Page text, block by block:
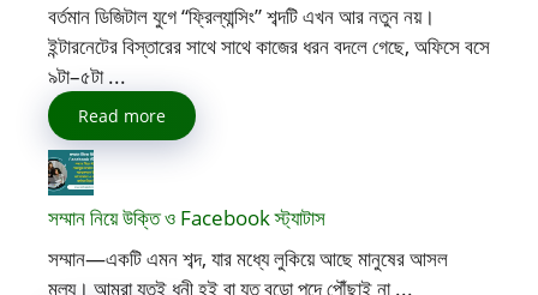
বর্তমান ডিজিটাল যুগে “ফ্রিল্যান্সিং” শব্দটি এখন আর নতুন নয়।
ইন্টারনেটের বিস্তারের সাথে সাথে কাজের ধরন বদলে গেছে, অফিসে বসে
৯টা–৫টা ...
Read more
সম্মান নিয়ে উক্তি ও Facebook স্ট্যাটাস
সম্মান—একটি এমন শব্দ, যার মধ্যে লুকিয়ে আছে মানুষের আসল
মূল্য। আমরা যতই ধনী হই বা যত বড়ো পদে পৌঁছাই না ...